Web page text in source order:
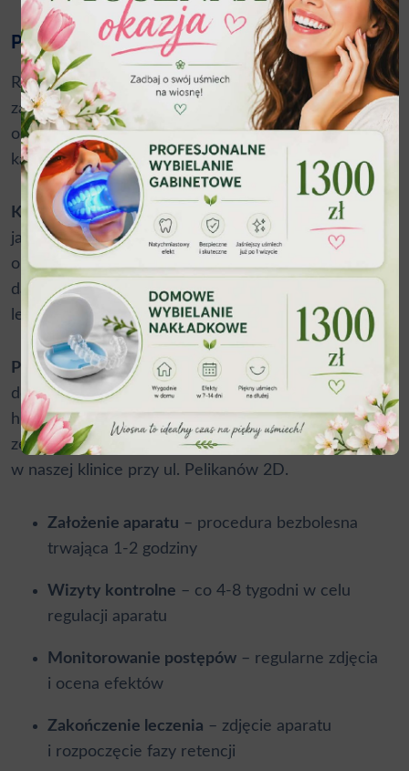
Proces leczenia krok po kroku
Rozpoczęcie leczenia ortodontycznego to dobrze
zaplanowany proces, który rozpoczyna się
od szczegółowej diagnostyki. W klinice AP Dent
każdy pacjent przechodzi przez następujące etapy:
Konsultacja i diagnostyka
obejmuje kliniczne badanie
jamy ustnej,zdjęcia rentgenowskie, odciski zębów
oraz analizę fotograficzną. Na podstawie zebranych
danych ortodonta opracowuje indywidualny plan
leczenia.
Przygotowanie do leczeniamoże wymagać
dodatkowych procedur, takich jakprofesjonalna
higiena jamy ustnej
, leczenie próchnicy czy ekstrakcje
zębów. Wszystkie te zabiegi można przeprowadzić
w naszej klinice przy ul. Pelikanów 2D.
Założenie aparatu – procedura bezbolesna
trwająca 1-2 godziny
Wizyty kontrolne – co 4-8 tygodni w celu
regulacji aparatu
Monitorowanie postępów – regularne zdjęcia
i ocena efektów
Zakończenie leczenia – zdjęcie aparatu
i rozpoczęcie fazy retencji